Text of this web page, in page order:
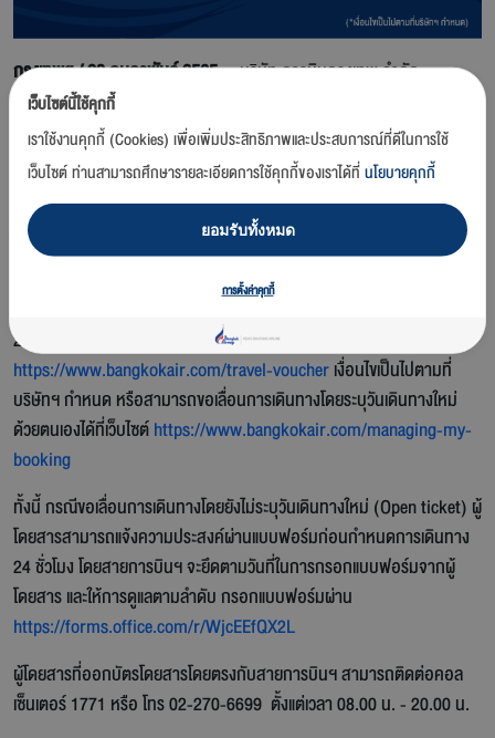
กรุงเทพฯ / 23 กุมภาพันธ์ 2565 –บริษัท การบินกรุงเทพ จำกัด
(มหาชน) หรือสายการบินบางกอกแอร์เวย์ส ออกมาตรการเพื่ออำนวย
ความสะดวกในการเดินทางสำหรับผู้โดยสาร ในระหว่างสถานการณ์การแพร่
ระบาดของโรคติดเชื้อไวรัสโคโรนา (โควิด-19) ทั้งนี้เฉพาะผู้ที่ออกบัตร
โดยสารในประเทศไทย และมีกำหนดการเดินทางภายในวันที่ 31 มีนาคม
2565 จะสามารถเปลี่ยนแปลงการเดินทางได้ โดยจะได้รับการยกเว้นค่า
ธรรมเนียมสำหรับการเปลี่ยนแปลงบัตรโดยสาร หรือสามารถขอคืนเงินค่า
บัตรโดยสารเป็นทราเวลเวาเชอร์ (Travel Voucher) เพื่อใช้ซื้อบัตรโดยสาร
24 ชั่วโมงก่อนเวลาเดินทาง ตรวจสอบรายละเอียดเพิ่มเติมได้ที่เว็บไซต์
https://www.bangkokair.com/travel-voucherเงื่อนไขเป็นไปตามที่
บริษัทฯ กำหนด หรือสามารถขอเลื่อนการเดินทางโดยระบุวันเดินทางใหม่
ด้วยตนเองได้ที่เว็บไซต์https://www.bangkokair.com/managing-my-
booking
ทั้งนี้ กรณีขอเลื่อนการเดินทางโดยยังไม่ระบุวันเดินทางใหม่ (Open ticket) ผู้
โดยสารสามารถแจ้งความประสงค์ผ่านแบบฟอร์มก่อนกำหนดการเดินทาง
24 ชั่วโมง โดยสายการบินฯ จะยึดตามวันที่ในการกรอกแบบฟอร์มจากผู้
โดยสาร และให้การดูแลตามลำดับ กรอกแบบฟอร์มผ่าน
https://forms.office.com/r/WjcEEfQX2L
ผู้โดยสารที่ออกบัตรโดยสารโดยตรงกับสายการบินฯ สามารถติดต่อคอล
เซ็นเตอร์ 1771 หรือ โทร 02-270-6699 ตั้งแต่เวลา 08.00 น. - 20.00 น.
เว็บไซต์นี้ใช้คุกกี้
เราใช้งานคุกกี้ (Cookies) เพื่อเพิ่มประสิทธิภาพและประสบการณ์ที่ดีในการใช้
เว็บไซต์ ท่านสามารถศึกษารายละเอียดการใช้คุกกี้ของเราได้ที่นโยบายคุกกี้
ยอมรับทั้งหมด
การตั้งค่าคุกกี้